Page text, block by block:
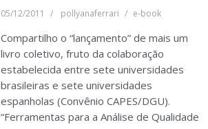
05/12/2011 pollyanaferrari e-book
Compartilho o “lançamento” de mais um
livro coletivo, fruto da colaboração
estabelecida entre sete universidades
brasileiras e sete universidades
espanholas (Convênio CAPES/DGU).
“Ferramentas para a Análise de Qualidade